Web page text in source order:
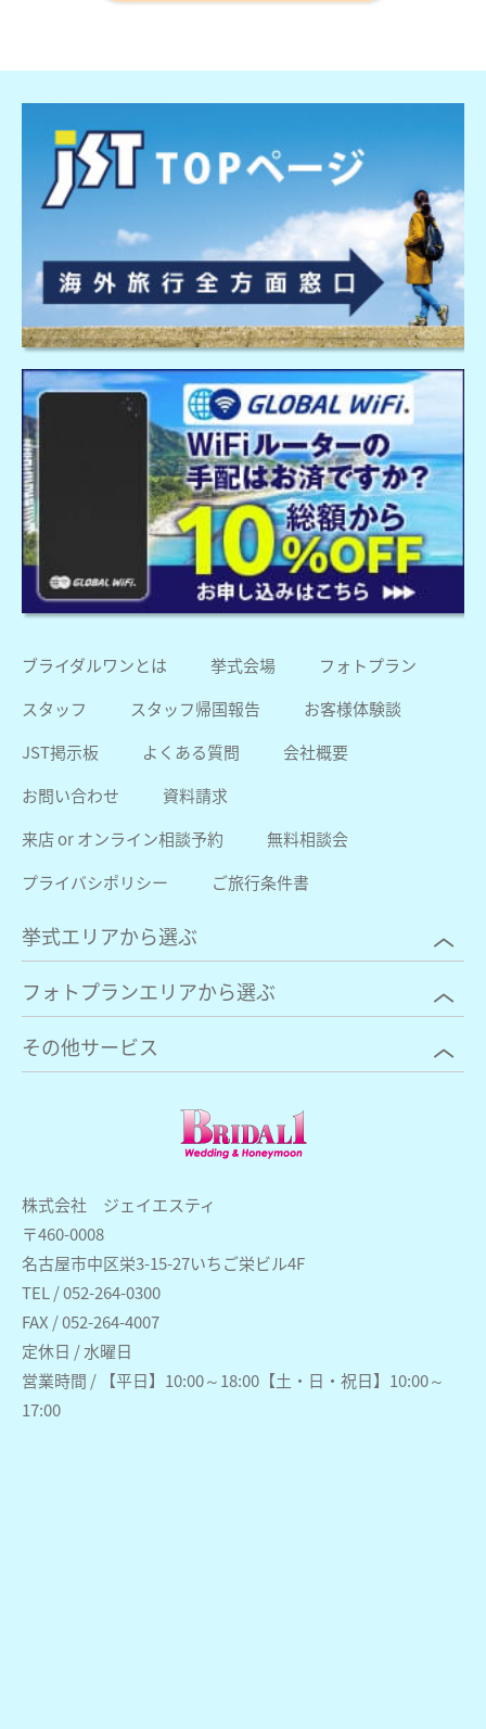
株式会社 ジェイエスティ
〒460-0008
名古屋市中区栄3-15-27いちご栄ビル4F
TEL / 052-264-0300
FAX / 052-264-4007
定休日 / 水曜日
営業時間 / 【平日】10:00～18:00【土・日・祝日】10:00～
17:00
ブライダルワンとは 挙式会場
フォトプラン
スタッフ
スタッフ帰国報告
お客様体験談
JST掲示板
よくある質問
会社概要
お問い合わせ
資料請求
来店 or オンライン相談予約
無料相談会
プライバシポリシー
ご旅行条件書
挙式エリアから選ぶ
フォトプランエリアから選ぶ
その他サービス